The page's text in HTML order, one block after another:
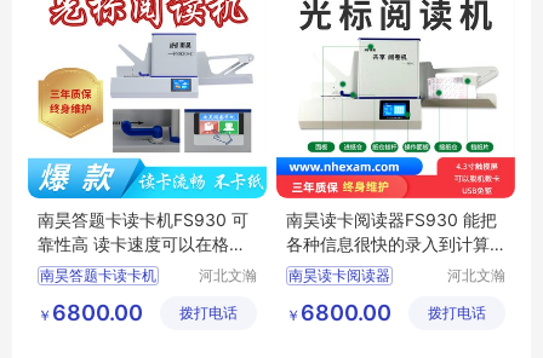
南昊答题卡读卡机FS930 可
靠性高 读卡速度可以在格式
文件中设置
南昊答题卡读卡机
考试阅卷器
河北文瀚
技发展有
￥ 6800.00 拨打电话
南昊读卡阅读器FS930 能把
各种信息很快的录入到计算
机里并统计
南昊读卡阅读器
光电阅卷机
河北文瀚
技发展有
￥ 6800.00 拨打电话